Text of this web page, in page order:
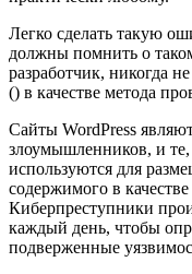
Легко сделать такую
должны помнить о
разработчик, никогда
() в качестве метода
Сайты WordPress
злоумышленников, и
используются для
содержимого в
Киберпреступники
каждый день, чтобы
подверженные